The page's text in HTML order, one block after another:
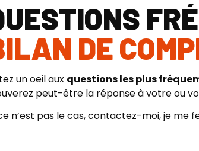
DE
un oeil aux questions les plus
peut-être la réponse à votre ou
n’est pas le cas, contactez-moi, je me